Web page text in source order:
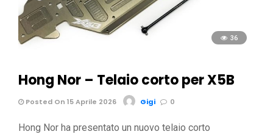
36
Hong Nor – Telaio corto per X5B
Posted On 15 Aprile 2026 Gigi 0
Hong Nor ha presentato un nuovo telaio corto